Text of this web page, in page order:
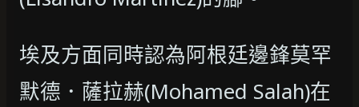
埃及方面同時認為阿根廷邊鋒莫罕
默德．薩拉赫(Mohamed Salah)在